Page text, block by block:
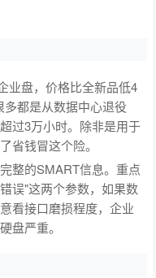
业盘，价格比全新品低4
都是从数据中心退役
过3万小时。除非是用于
省钱冒这个险。
整的SMART信息。重点
误"这两个参数，如果数
看接口磨损程度，企业
盘严重。